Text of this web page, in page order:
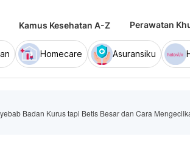
Kamus Kesehatan A-Z Perawatan
Homecare Asuransiku
Badan Kurus tapi Betis Besar dan Cara